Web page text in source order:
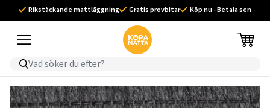
Rikstäckande mattläggning Gratis provbitar Köp nu - Betala sen